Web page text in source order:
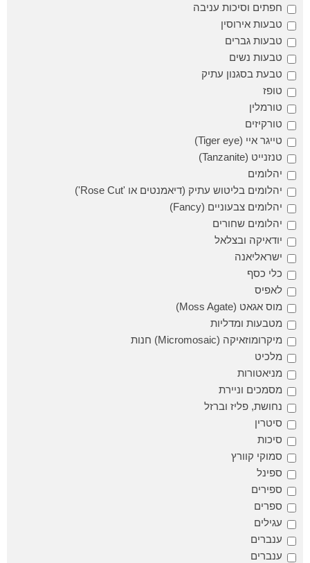
חפתים וסיכות עניבה
טבעות אירוסין
טבעות גברים
טבעות נשים
טבעת בסגנון עתיק
טופז
טורמלין
טורקיזים
טייגר איי (Tiger eye)
טנזנייט (Tanzanite)
יהלומים
יהלומים בליטוש עתיק (דיאמנטים או 'Rose Cut')
יהלומים צבעוניים (Fancy)
יהלומים שחורים
יודאיקה ובצלאל
ישראליאנה
כלי כסף
לאפיס
מוס אגאט (Moss Agate)
מטבעות ומדליות
מיקרומוזאיקה (Micromosaic) חנות
מלכיט
מניאטורות
מסמכים וניירת
נחושת, פליז וברזל
סיטרין
סיכות
סמוקי קוורץ
ספינל
ספירים
ספרים
עגילים
ענברים
ענברים